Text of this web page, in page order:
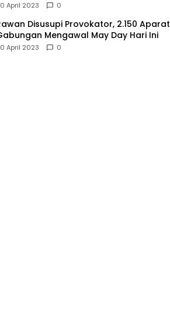
April 2023 0
Disusupi Provokator, 2.150 Aparat
Mengawal May Day Hari Ini
April 2023 0